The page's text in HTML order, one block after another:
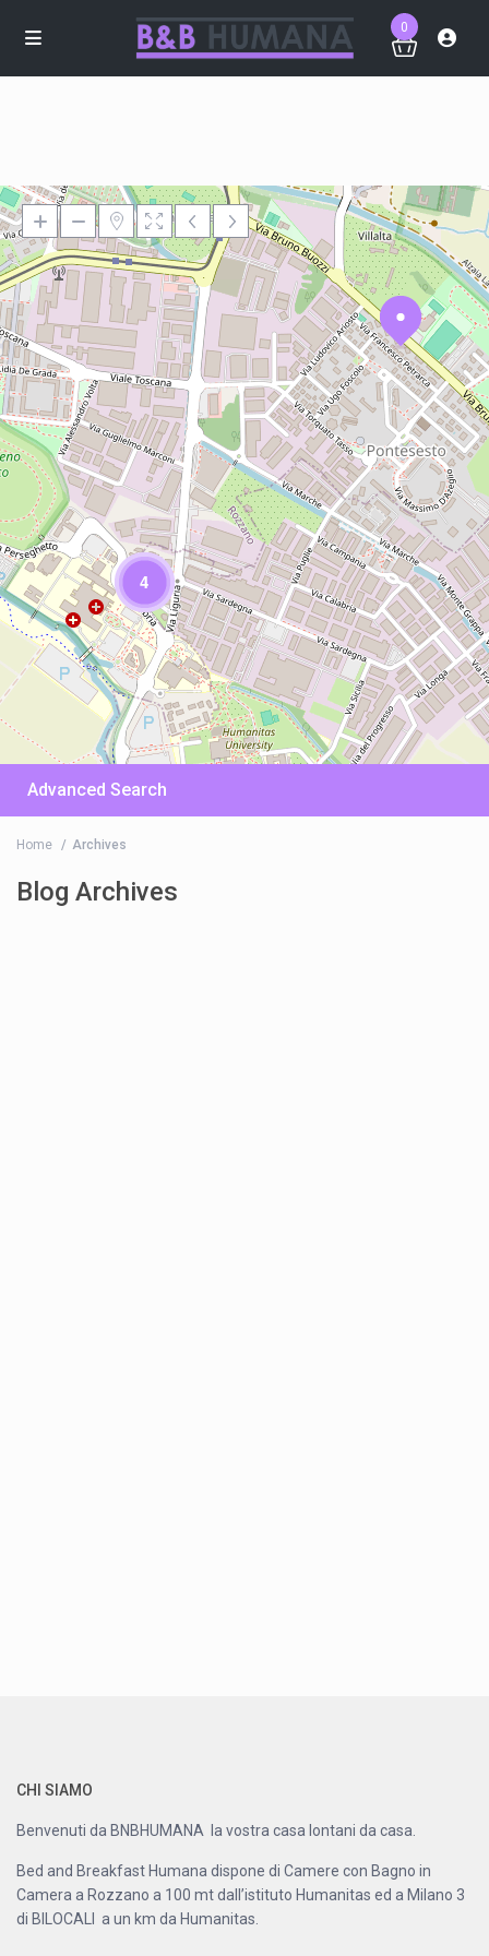
0
4
Loading Maps
Advanced Search
Home Archives
Blog Archives
CHI SIAMO
Benvenuti da BNBHUMANA la vostra casa lontani da casa.
Bed and Breakfast Humana dispone di Camere con Bagno in
Camera a Rozzano a 100 mt dall’istituto Humanitas ed a Milano 3
di BILOCALI a un km da Humanitas.